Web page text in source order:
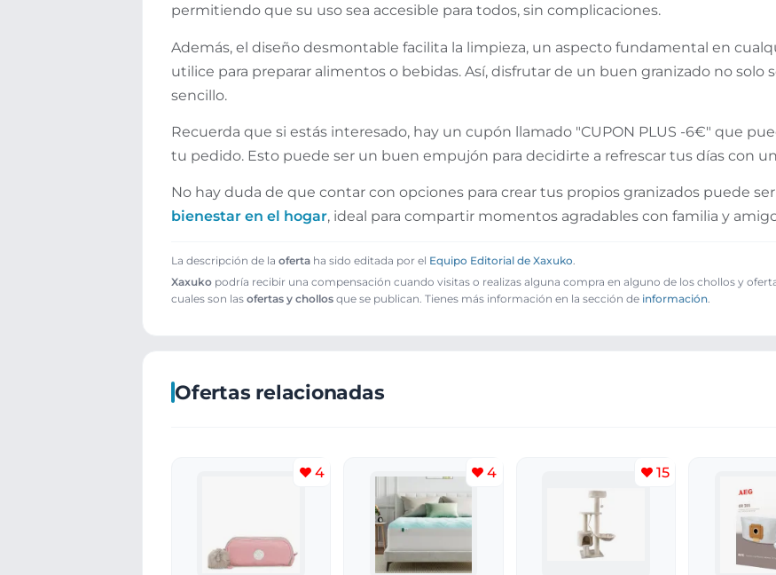
permitiendo que su uso sea accesible para todos, sin complicaciones.
Además, el diseño desmontable facilita la limpieza, un aspecto fundamental en
utilice para preparar alimentos o bebidas. Así, disfrutar de un buen granizado no solo
sencillo.
Recuerda que si estás interesado, hay un cupón llamado "CUPON PLUS -6€" que
tu pedido. Esto puede ser un buen empujón para decidirte a refrescar tus días con
No hay duda de que contar con opciones para crear tus propios granizados puede
bienestar en el hogar, ideal para compartir momentos agradables con familia y
La descripción de la oferta ha sido editada por el Equipo Editorial de Xaxuko
Xaxuko podría recibir una compensación cuando visitas o realizas alguna compra en alguno de los chollos y
cuales son las ofertas y chollos que se publican. Tienes más información en la sección de información
Ofertas relacionadas
4 4 15